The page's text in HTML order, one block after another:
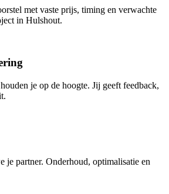
met vaste prijs, timing en verwachte
in Hulshout.
je op de hoogte. Jij geeft feedback,
je partner. Onderhoud, optimalisatie en